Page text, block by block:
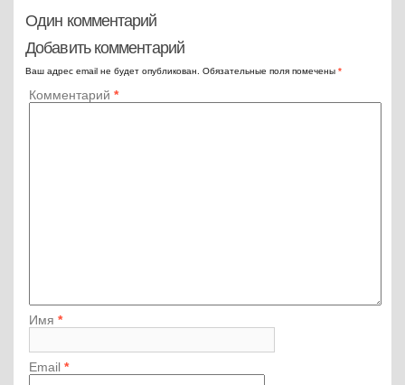
Один комментарий
Добавить комментарий
Ваш адрес email не будет опубликован. Обязательные поля помечены *
Комментарий *
Имя *
Email *